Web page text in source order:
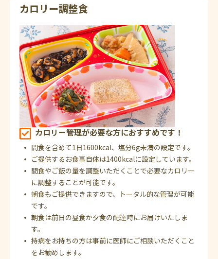
カロリー調整食
カロリー管理が必要な方におすすめです！
間食を含めて1日1600kcal、塩分6g未満の設定です。
ご提供するお食事自体は1400kcalに設定しています。
間食やご飯の量を調整いただくことで必要なカロリー
に調整することが可能です。
朝食もご提供できますので、トータル的な管理が可能
です。
朝食は前日の昼食か夕食の配達時にお届けいたしま
す。
持病をお持ちの方は事前に医師にご相談いただくこと
をお勧めします。